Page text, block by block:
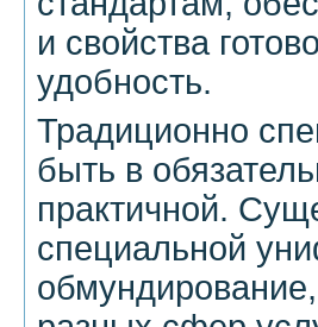
и свойства
удобность.
Традиционно
быть в
практичной.
специальной